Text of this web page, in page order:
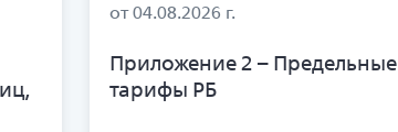
от 04.08.2026 г.
Приложение 2 – Предельные
тарифы РБ